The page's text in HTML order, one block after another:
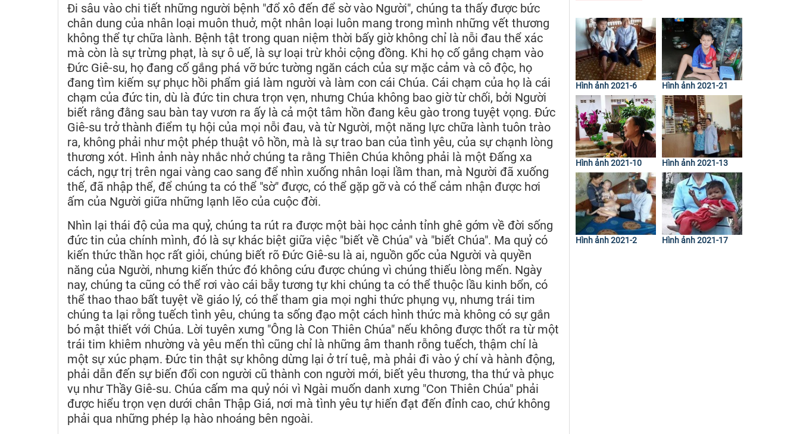
Đi sâu vào chi tiết những người bệnh "đổ xô đến để sờ vào Người", chúng ta thấy được bức
chân dung của nhân loại muôn thuở, một nhân loại luôn mang trong mình những vết thương
không thể tự chữa lành. Bệnh tật trong quan niệm thời bấy giờ không chỉ là nỗi đau thể xác
mà còn là sự trừng phạt, là sự ô uế, là sự loại trừ khỏi cộng đồng. Khi họ cố gắng chạm vào
Đức Giê-su, họ đang cố gắng phá vỡ bức tường ngăn cách của sự mặc cảm và cô độc, họ
đang tìm kiếm sự phục hồi phẩm giá làm người và làm con cái Chúa. Cái chạm của họ là cái
chạm của đức tin, dù là đức tin chưa trọn vẹn, nhưng Chúa không bao giờ từ chối, bởi Người
biết rằng đằng sau bàn tay vươn ra ấy là cả một tâm hồn đang kêu gào trong tuyệt vọng. Đức
Giê-su trở thành điểm tụ hội của mọi nỗi đau, và từ Người, một năng lực chữa lành tuôn trào
ra, không phải như một phép thuật vô hồn, mà là sự trao ban của tình yêu, của sự chạnh lòng
thương xót. Hình ảnh này nhắc nhở chúng ta rằng Thiên Chúa không phải là một Đấng xa
cách, ngự trị trên ngai vàng cao sang để nhìn xuống nhân loại lầm than, mà Người đã xuống
thế, đã nhập thể, để chúng ta có thể "sờ" được, có thể gặp gỡ và có thể cảm nhận được hơi
ấm của Người giữa những lạnh lẽo của cuộc đời.
Nhìn lại thái độ của ma quỷ, chúng ta rút ra được một bài học cảnh tỉnh ghê gớm về đời sống
đức tin của chính mình, đó là sự khác biệt giữa việc "biết về Chúa" và "biết Chúa". Ma quỷ có
kiến thức thần học rất giỏi, chúng biết rõ Đức Giê-su là ai, nguồn gốc của Người và quyền
năng của Người, nhưng kiến thức đó không cứu được chúng vì chúng thiếu lòng mến. Ngày
nay, chúng ta cũng có thể rơi vào cái bẫy tương tự khi chúng ta có thể thuộc lầu kinh bổn, có
thể thao thao bất tuyệt về giáo lý, có thể tham gia mọi nghi thức phụng vụ, nhưng trái tim
chúng ta lại rỗng tuếch tình yêu, chúng ta sống đạo một cách hình thức mà không có sự gắn
bó mật thiết với Chúa. Lời tuyên xưng "Ông là Con Thiên Chúa" nếu không được thốt ra từ một
trái tim khiêm nhường và yêu mến thì cũng chỉ là những âm thanh rỗng tuếch, thậm chí là
một sự xúc phạm. Đức tin thật sự không dừng lại ở trí tuệ, mà phải đi vào ý chí và hành động,
phải dẫn đến sự biến đổi con người cũ thành con người mới, biết yêu thương, tha thứ và phục
vụ như Thầy Giê-su. Chúa cấm ma quỷ nói vì Ngài muốn danh xưng "Con Thiên Chúa" phải
được hiểu trọn vẹn dưới chân Thập Giá, nơi mà tình yêu tự hiến đạt đến đỉnh cao, chứ không
phải qua những phép lạ hào nhoáng bên ngoài.
Hình ảnh 2021-6 Hình ảnh 2021-21
Hình ảnh 2021-10 Hình ảnh 2021-13
Hình ảnh 2021-2 Hình ảnh 2021-17